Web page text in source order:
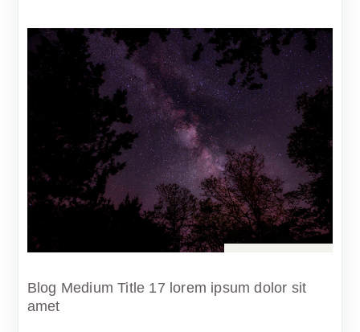
Blog Medium Title 17 lorem ipsum dolor sit
amet